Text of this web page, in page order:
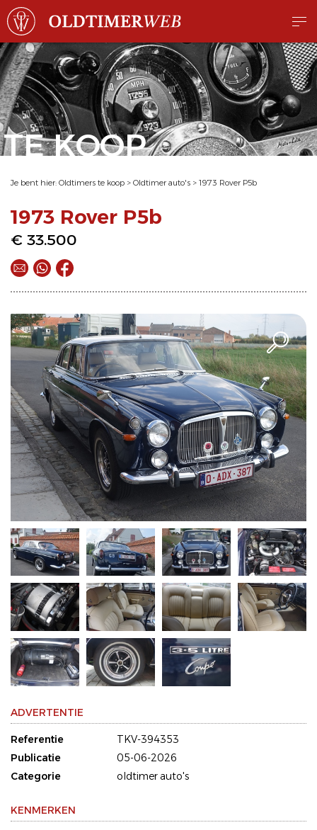
TE KOOP
Je bent hier: Oldtimers te koop > Oldtimer auto's > 1973 Rover P5b
1973 Rover P5b
€ 33.500
ADVERTENTIE
Referentie
TKV-394353
Publicatie
05-06-2026
Categorie
oldtimer auto's
KENMERKEN